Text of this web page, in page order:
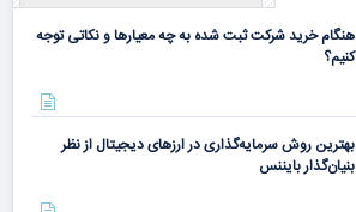
هنگام خرید شرکت ثبت شده به چه معیارها و نکاتی توجه
کنیم؟
بهترین روش سرمایه‌گذاری در ارزهای دیجیتال از نظر
بنیان‌گذار بایننس